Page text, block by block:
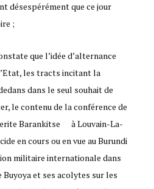
désespérément que ce jour
;
que l’idée d’alternance
les tracts incitant la
dans le seul souhait de
le contenu de la conférence de
Barankitse à Louvain-La-
en cours ou en vue au Burundi
militaire internationale dans
et ses acolytes sur les